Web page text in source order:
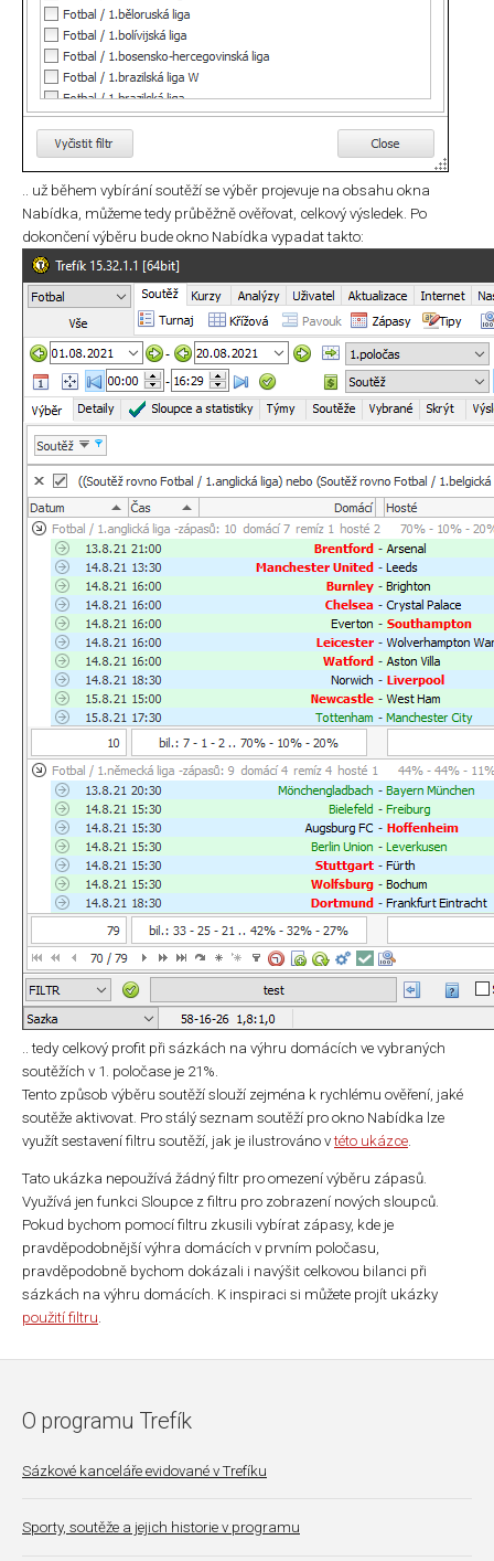
.. už během vybírání soutěží se výběr projevuje na obsahu okna
Nabídka, můžeme tedy průběžně ověřovat, celkový výsledek. Po
dokončení výběru bude okno Nabídka vypadat takto:
.. tedy celkový profit při sázkách na výhru domácích ve vybraných
soutěžích v 1. poločase je 21%.
Tento způsob výběru soutěží slouží zejména k rychlému ověření, jaké
soutěže aktivovat. Pro stálý seznam soutěží pro okno Nabídka lze
využít sestavení filtru soutěží, jak je ilustrováno vtéto ukázce
Tato ukázka nepoužívá žádný filtr pro omezení výběru zápasů.
Využívá jen funkci Sloupce z filtru pro zobrazení nových sloupců.
Pokud bychom pomocí filtru zkusili vybírat zápasy, kde je
pravděpodobnější výhra domácích v prvním poločasu,
pravděpodobně bychom dokázali i navýšit celkovou bilanci při
sázkách na výhru domácích. K inspiraci si můžete projít ukázky
použití filtru
O programu Trefík
Sázkové kanceláře evidované v Trefíku
Sporty, soutěže a jejich historie v programu